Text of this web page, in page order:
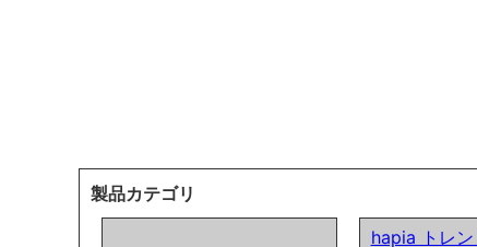
製品カテゴリ
hapia トレン